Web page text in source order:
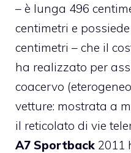
– è lunga 496
centimetri e
centimetri – che il
ha realizzato per
coacervo
vetture: mostrata a
il reticolato di vie
A7 Sportback 2011